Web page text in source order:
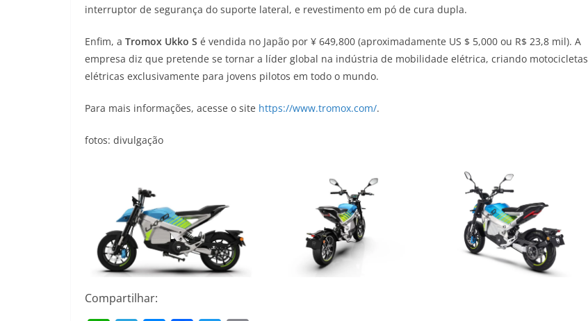
interruptor de segurança do suporte lateral, e revestimento em pó de cura dupla.
Enfim, a Tromox Ukko S é vendida no Japão por ¥ 649,800 (aproximadamente US $ 5,000 ou R$ 23,8 mil). A
empresa diz que pretende se tornar a líder global na indústria de mobilidade elétrica, criando motocicletas
elétricas exclusivamente para jovens pilotos em todo o mundo.
Para mais informações, acesse o site https://www.tromox.com/.
fotos: divulgação
Compartilhar: